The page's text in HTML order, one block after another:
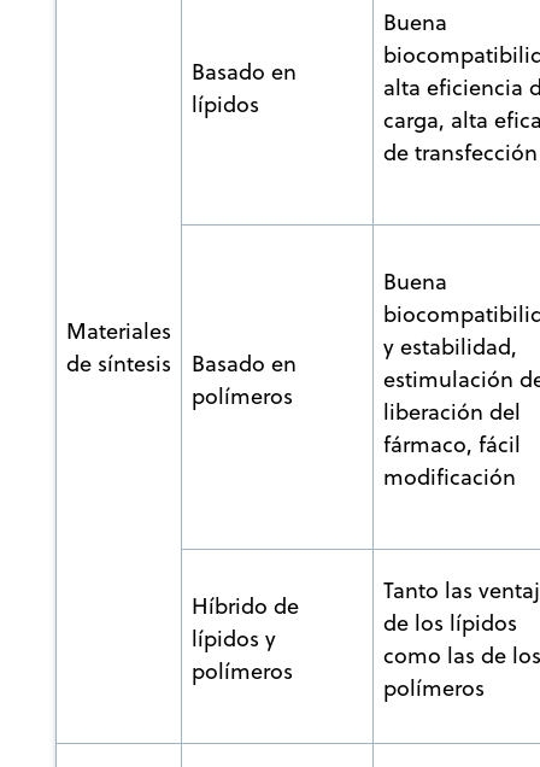
Materiales
de síntesis
Basado en
lípidos
Buena
alta eficiencia
carga, alta
de transfección
Basado en
polímeros
Buena
y estabilidad,
estimulación
liberación del
fármaco, fácil
modificación
Híbrido de
lípidos y
polímeros
Tanto las
de los lípidos
como las de los
polímeros